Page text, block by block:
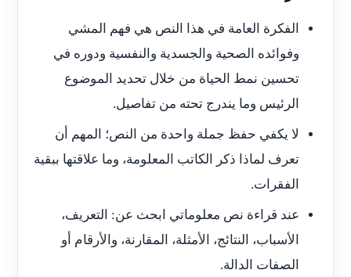
الفكرة العامة في هذا النص هي فهم المشي
وفوائده الصحية والجسدية والنفسية ودوره في
تحسين نمط الحياة من خلال تحديد الموضوع
الرئيس وما يندرج تحته من تفاصيل.
لا يكفي حفظ جملة واحدة من النص؛ المهم أن
تعرف لماذا ذكر الكاتب المعلومة، وما علاقتها ببقية
الفقرات.
عند قراءة نص معلوماتي ابحث عن: التعريف،
الأسباب، النتائج، الأمثلة، المقارنة، والأرقام أو
الصفات الدالة.